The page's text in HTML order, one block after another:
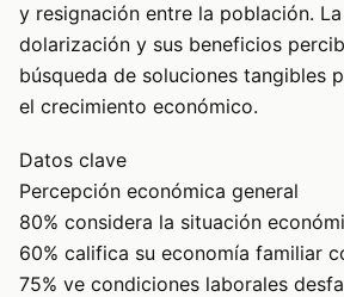
y resignación entre la población.
dolarización y sus beneficios
búsqueda de soluciones tangibles
el crecimiento económico.
Datos clave
Percepción económica general
80% considera la situación
60% califica su economía familiar
75% ve condiciones laborales